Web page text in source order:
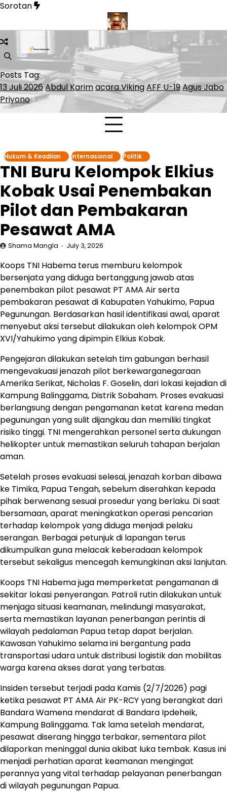
Skip
content
Sorotan
ke ATP Finals 2026 Presiden Polandia Tolak Legalisasi
Posts Tag:
13 Juli 2026Abdul Karimacara VikingAFF U-19Agus Jabo
Priyono
Hukum & Keadilan Internasional Politik
TNI Buru Kelompok Elkius
Kobak Usai Penembakan
Pilot dan Pembakaran
Pesawat AMA
Shama Mangla July 3, 2026
Koops TNI Habema terus memburu kelompok
bersenjata yang diduga bertanggung jawab atas
penembakan pilot pesawat PT AMA Air serta
pembakaran pesawat di Kabupaten Yahukimo, Papua
Pegunungan. Berdasarkan hasil identifikasi awal, aparat
menyebut aksi tersebut dilakukan oleh kelompok OPM
XVI/Yahukimo yang dipimpin Elkius Kobak.
Pengejaran dilakukan setelah tim gabungan berhasil
mengevakuasi jenazah pilot berkewarganegaraan
Amerika Serikat, Nicholas F. Goselin, dari lokasi kejadian di
Kampung Balinggama, Distrik Sobaham. Proses evakuasi
berlangsung dengan pengamanan ketat karena medan
pegunungan yang sulit dijangkau dan memiliki tingkat
risiko tinggi. TNI mengerahkan personel serta dukungan
helikopter untuk memastikan seluruh tahapan berjalan
aman.
Setelah proses evakuasi selesai, jenazah korban dibawa
ke Timika, Papua Tengah, sebelum diserahkan kepada
pihak berwenang sesuai prosedur yang berlaku. Di saat
bersamaan, aparat meningkatkan operasi pencarian
terhadap kelompok yang diduga menjadi pelaku
serangan. Berbagai petunjuk di lapangan terus
dikumpulkan guna melacak keberadaan kelompok
tersebut sekaligus mencegah kemungkinan aksi lanjutan.
Koops TNI Habema juga memperketat pengamanan di
sekitar lokasi penyerangan. Patroli rutin dilakukan untuk
menjaga situasi keamanan, melindungi masyarakat,
serta memastikan layanan penerbangan perintis di
wilayah pedalaman Papua tetap dapat berjalan.
Kawasan Yahukimo selama ini bergantung pada
transportasi udara untuk distribusi logistik dan mobilitas
warga karena akses darat yang terbatas.
Insiden tersebut terjadi pada Kamis (2/7/2026) pagi
ketika pesawat PT AMA Air PK-RCY yang berangkat dari
Bandara Wamena mendarat di Bandara Ipdeheik,
Kampung Balinggama. Tak lama setelah mendarat,
pesawat diserang hingga terbakar, sementara pilot
dilaporkan meninggal dunia akibat luka tembak. Kasus ini
menjadi perhatian aparat keamanan mengingat
perannya yang vital terhadap pelayanan penerbangan
di wilayah pegunungan Papua.